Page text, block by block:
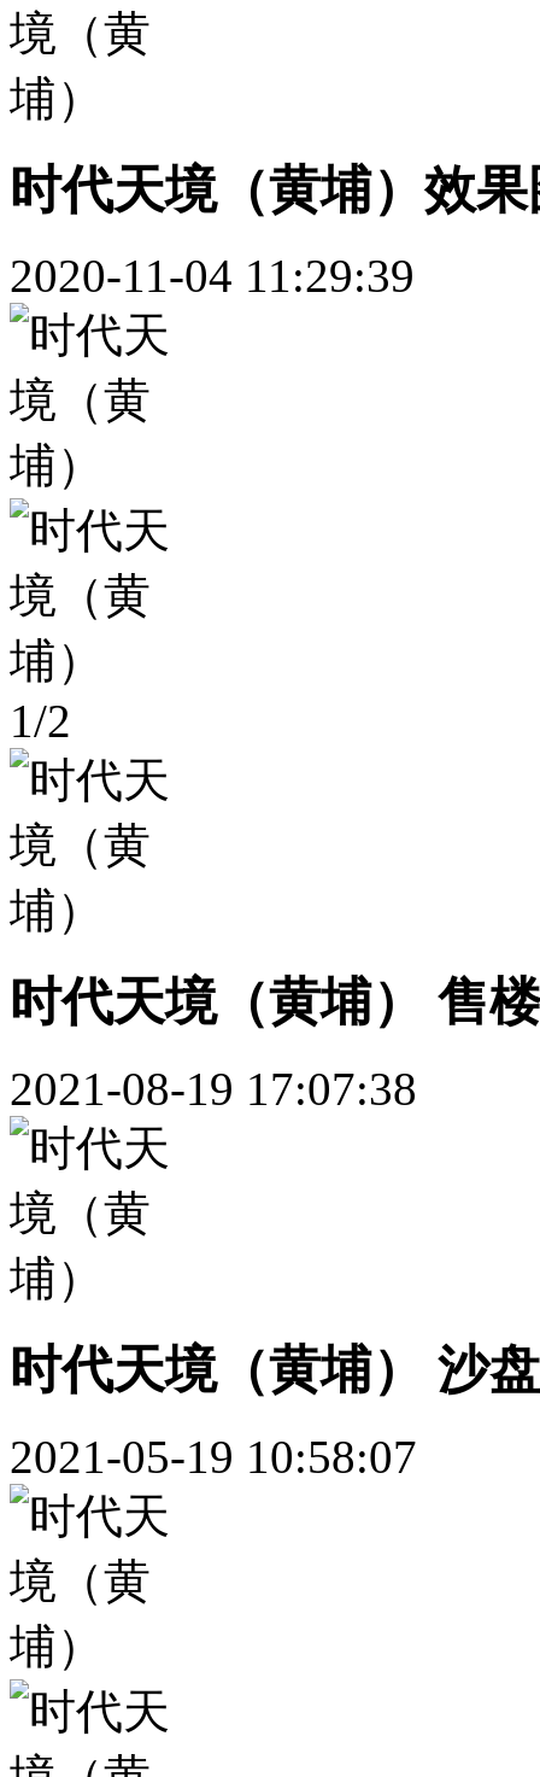
时代天境（黄埔）效
2020-11-04 11:29:39
1/2
时代天境（黄埔） 售
2021-08-19 17:07:38
时代天境（黄埔） 沙
2021-05-19 10:58:07